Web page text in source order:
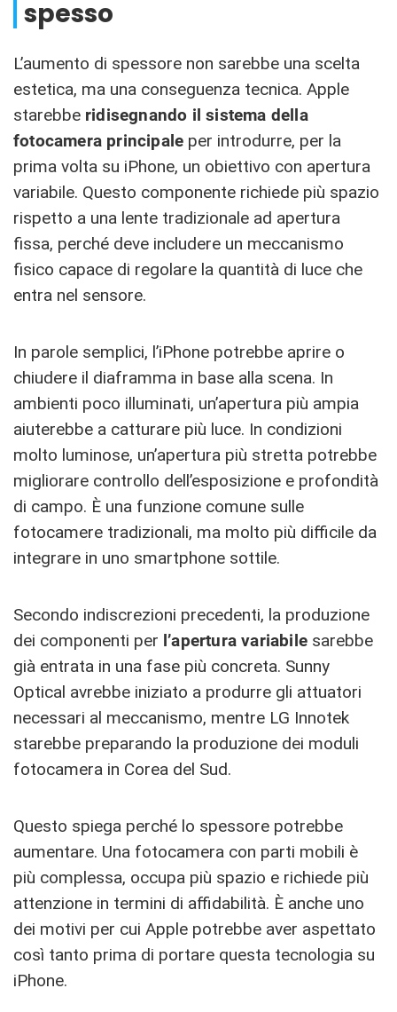
spesso
L’aumento di spessore non sarebbe una scelta
estetica, ma una conseguenza tecnica. Apple
starebbe ridisegnando il sistema della
fotocamera principale per introdurre, per la
prima volta su iPhone, un obiettivo con apertura
variabile. Questo componente richiede più spazio
rispetto a una lente tradizionale ad apertura
fissa, perché deve includere un meccanismo
fisico capace di regolare la quantità di luce che
entra nel sensore.
In parole semplici, l’iPhone potrebbe aprire o
chiudere il diaframma in base alla scena. In
ambienti poco illuminati, un’apertura più ampia
aiuterebbe a catturare più luce. In condizioni
molto luminose, un’apertura più stretta potrebbe
migliorare controllo dell’esposizione e profondità
di campo. È una funzione comune sulle
fotocamere tradizionali, ma molto più difficile da
integrare in uno smartphone sottile.
Secondo indiscrezioni precedenti, la produzione
dei componenti per l’apertura variabile sarebbe
già entrata in una fase più concreta. Sunny
Optical avrebbe iniziato a produrre gli attuatori
necessari al meccanismo, mentre LG Innotek
starebbe preparando la produzione dei moduli
fotocamera in Corea del Sud.
Questo spiega perché lo spessore potrebbe
aumentare. Una fotocamera con parti mobili è
più complessa, occupa più spazio e richiede più
attenzione in termini di affidabilità. È anche uno
dei motivi per cui Apple potrebbe aver aspettato
così tanto prima di portare questa tecnologia su
iPhone.